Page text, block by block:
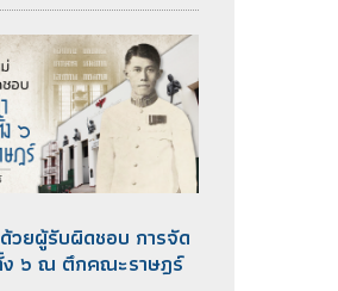
วยผู้รับผิดชอบ การจัด
ง ๖ ณ ตึกคณะราษฎร์